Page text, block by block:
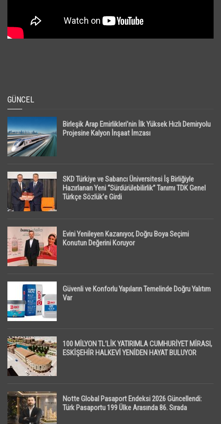
GÜNCEL
Birleşik Arap Emirlikleri’nin İlk Yüksek Hızlı Demiryolu
Projesine Kalyon İnşaat İmzası
SKD Türkiye ve Sabancı Üniversitesi İş Birliğiyle
Hazırlanan Yeni “Sürdürülebilirlik” Tanımı TDK Genel
Türkçe Sözlük’e Girdi
Evini Yenileyen Kazanıyor, Doğru Boya Seçimi
Konutun Değerini Koruyor
Güvenli ve Konforlu Yapıların Temelinde Doğru Yalıtım
Var
100 MİLYON TL’LİK YATIRIMLA CUMHURİYET MİRASI,
ESKİŞEHİR HALKEVİ YENİDEN HAYAT BULUYOR
Notte Global Pasaport Endeksi 2026 Güncellendi:
Türk Pasaportu 199 Ülke Arasında 86. Sırada